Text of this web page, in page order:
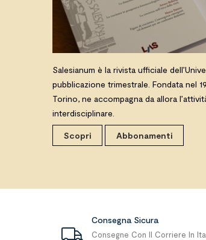
Salesianum è la rivista ufficiale
pubblicazione trimestrale. Fondata nel
Torino, ne accompagna da allora
interdisciplinare.
Scopri Abbonamenti
Consegna Sicura
Consegne Con Il Corriere In